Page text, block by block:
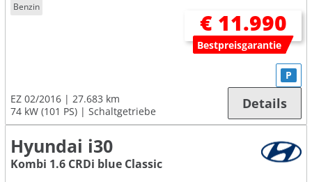
Benzin
€ 11.990
Bestpreisgarantie
EZ 02/2016
27.683 km
74 kW (101 PS)
Schaltgetriebe
P
Details
Hyundai i30
Kombi 1.6 CRDi blue Classic